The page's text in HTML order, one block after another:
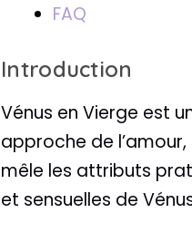
FAQ
Introduction
Vénus en Vierge est
approche de
mêle les attributs
et sensuelles de